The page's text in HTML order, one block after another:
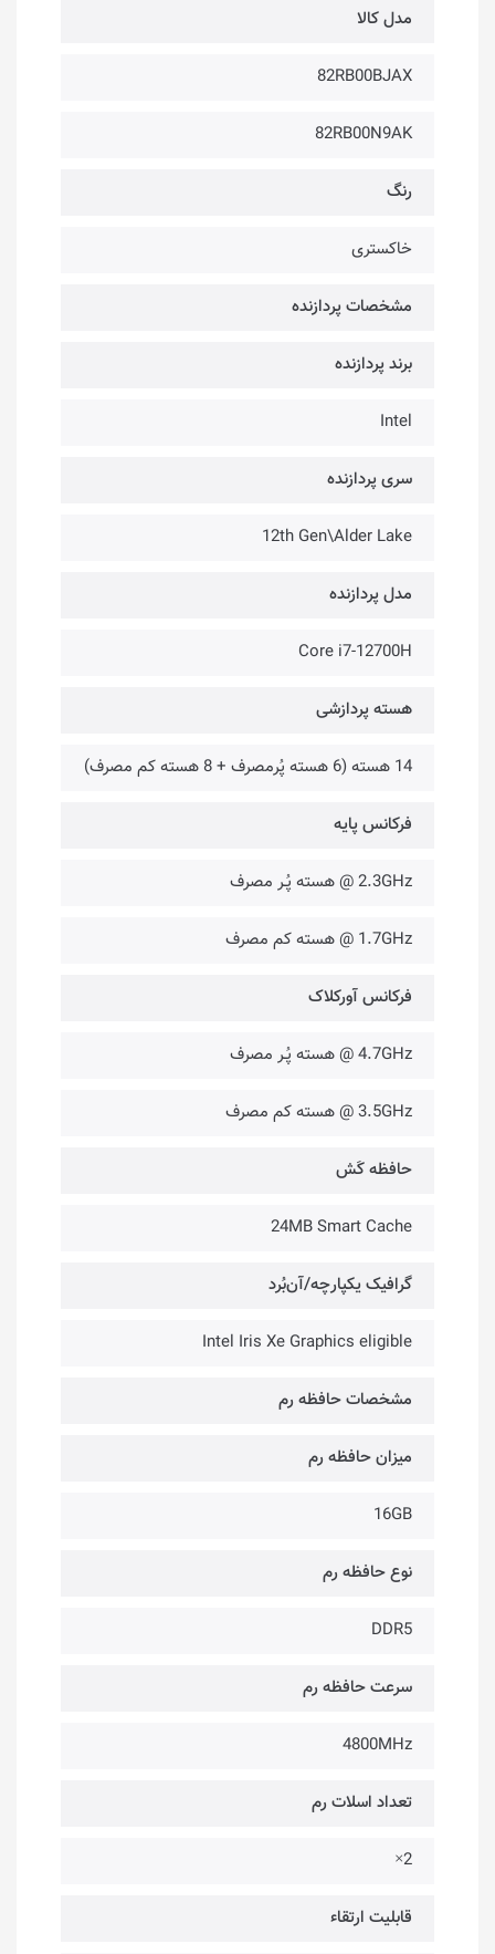
مدل کالا
82RB00BJAX
82RB00N9AK
رنگ
خاکستری
مشخصات پردازنده
برند پردازنده
Intel
سری پردازنده
12th Gen\Alder Lake
مدل پردازنده
Core i7-12700H
هسته پردازشی
14 هسته (6 هسته پُرمصرف + 8 هسته کم مصرف)
فرکانس پایه
2.3GHz @ هسته پُـر مصرف
1.7GHz @ هسته کم مصرف
فرکانس آورکلاک
4.7GHz @ هسته پُـر مصرف
3.5GHz @ هسته کم مصرف
حافظه کَش
24MB Smart Cache
گرافیک یکپارچه/آن‌بُرد
Intel Iris Xe Graphics eligible
مشخصات حافظه رم
میزان حافظه رم
16GB
نوع حافظه رم
DDR5
سرعت حافظه رم
4800MHz
تعداد اسلات رم
2×
قابلیت ارتقاء